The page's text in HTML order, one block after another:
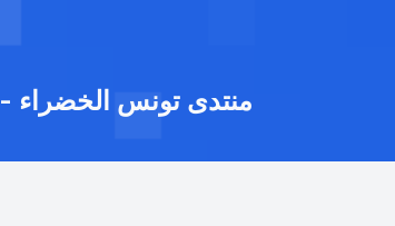
منتدى تونس الخضراء - Forums Tunisia green